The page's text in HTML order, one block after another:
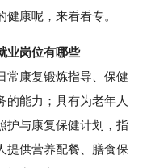
康呢，来看看专。
业岗位有哪些
康复锻炼指导、保健
的能力；具有为老年人
护与康复保健计划，指
提供营养配餐、膳食保